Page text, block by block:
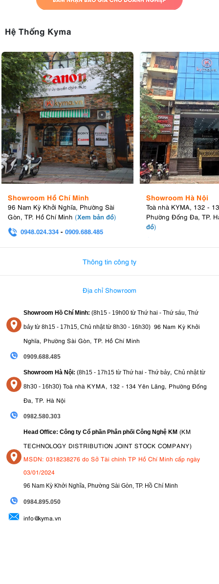
Hệ Thống Kyma
Showroom Hồ Chí Minh
96 Nam Kỳ Khởi Nghĩa, Phường Sài
Gòn, TP. Hồ Chí Minh (Xem bản đồ)
0948.024.334 - 0909.688.485
Showroom Hà Nội
Toà nhà KYMA, 132 -
Phường Đống Đa, TP.
đồ)
Thông tin công ty
Địa chỉ Showroom
Showroom Hồ Chí Minh: (8h15 - 19h00 từ Thứ hai - Thứ sáu, Thứ
bảy từ 8h15 - 17h15, Chủ nhật từ 8h30 - 16h30) 96 Nam Kỳ Khởi
Nghĩa, Phường Sài Gòn, TP. Hồ Chí Minh
0909.688.485
Showroom Hà Nội: (8h15 - 17h15 từ Thứ hai - Thứ bảy, Chủ nhật từ
8h30 - 16h30) Toà nhà KYMA, 132 - 134 Yên Lãng, Phường Đống
Đa, TP. Hà Nội
0982.580.303
Head Office: Công ty Cổ phần Phân phối Công Nghệ KM (KM
TECHNOLOGY DISTRIBUTION JOINT STOCK COMPANY)
MSDN: 0318238276 do Sở Tài chính TP Hồ Chí Minh cấp ngày
03/01/2024
96 Nam Kỳ Khởi Nghĩa, Phường Sài Gòn, TP. Hồ Chí Minh
0984.895.050
info@kyma.vn